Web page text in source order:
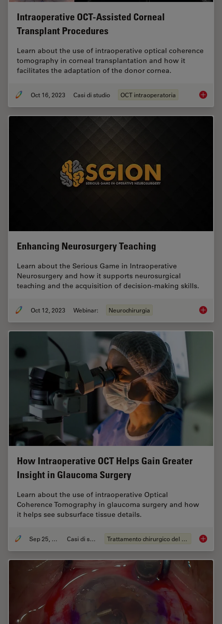
Intraoperative OCT-Assisted Corneal
Transplant Procedures
Learn about the use of intraoperative optical coherence
tomography in corneal transplantation and how it
facilitates the adaptation of the donor cornea.
Oct 16, 2023 Casi di studio OCT intraoperatoria
Enhancing Neurosurgery Teaching
Learn about the Serious Game in Intraoperative
Neurosurgery and how it supports neurosurgical
teaching and the acquisition of decision-making skills.
Oct 12, 2023 Webinar: Neurochirurgia
How Intraoperative OCT Helps Gain Greater
Insight in Glaucoma Surgery
Learn about the use of intraoperative Optical
Coherence Tomography in glaucoma surgery and how
it helps see subsurface tissue details.
Sep 25, 2023 Casi di studio Trattamento chirurgico del glaucoma How